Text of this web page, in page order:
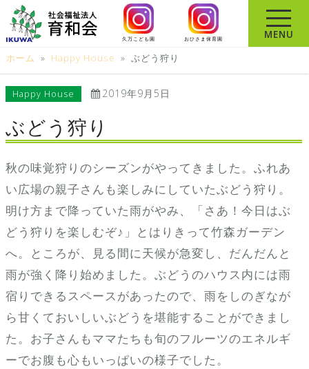
ン
テ
ン
キ
プ
久万こども園 おひさま保育園
MENU
ホーム » Happy House » ぶどう狩り
Happy House 2019年9月5日
ぶどう狩り
秋の味覚狩りのシーズンがやってきました。ふれあ
い広場の親子さんも楽しみにしていたぶどう狩り。
明け方まで降っていた雨がやみ、「さあ！今日はぶ
どう狩りを楽しむぞ♪」とはりきって竹森ガーデン
へ。ところが、見る間に天候が急変し、だんだんと
雨が強く降り始めました。ぶどうのハウス内には雨
宿りできるスペースがあったので、雨をしのぎなが
ら甘くておいしいぶどうを堪能することができまし
た。お子さんもママたちも旬のフルーツのエネルギ
ーでお腹も心もいっぱいの様子でした。